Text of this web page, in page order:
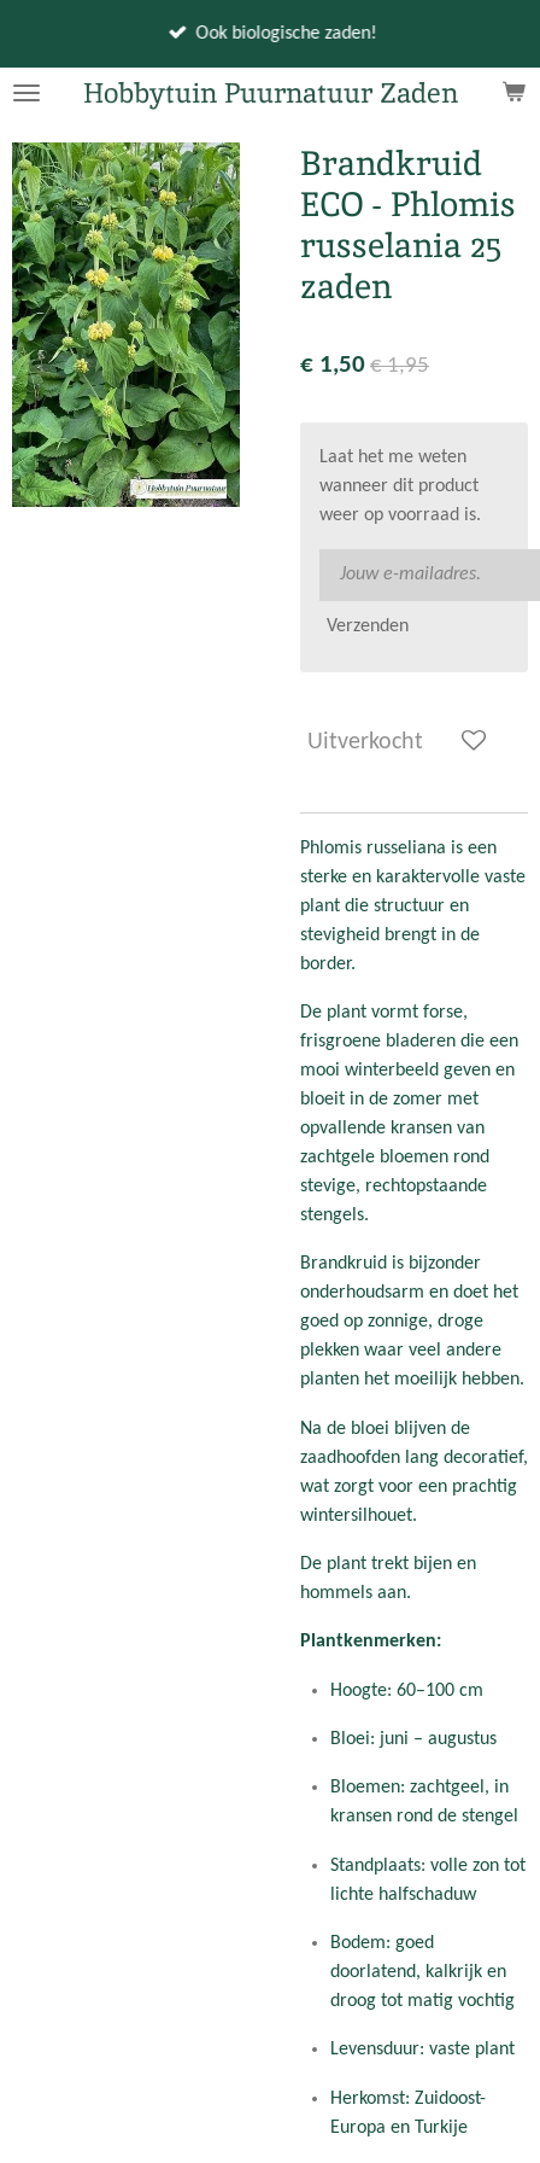
naar
hoofdinhoud
Hobbytuin Puurnatuur Zaden
Ook biologische zaden!
Brandkruid
ECO - Phlomis
russelania 25
zaden
€ 1,50 € 1,95
Laat het me weten
wanneer dit product
weer op voorraad is.
Verzenden
Uitverkocht
Phlomis russeliana is een
sterke en karaktervolle vaste
plant die structuur en
stevigheid brengt in de
border.
De plant vormt forse,
frisgroene bladeren die een
mooi winterbeeld geven en
bloeit in de zomer met
opvallende kransen van
zachtgele bloemen rond
stevige, rechtopstaande
stengels.
Brandkruid is bijzonder
onderhoudsarm en doet het
goed op zonnige, droge
plekken waar veel andere
planten het moeilijk hebben.
Na de bloei blijven de
zaadhoofden lang decoratief,
wat zorgt voor een prachtig
wintersilhouet.
De plant trekt bijen en
hommels aan.
Plantkenmerken:
Hoogte: 60–100 cm
Bloei: juni – augustus
Bloemen: zachtgeel, in
kransen rond de stengel
Standplaats: volle zon tot
lichte halfschaduw
Bodem: goed
doorlatend, kalkrijk en
droog tot matig vochtig
Levensduur: vaste plant
Herkomst: Zuidoost-
Europa en Turkije